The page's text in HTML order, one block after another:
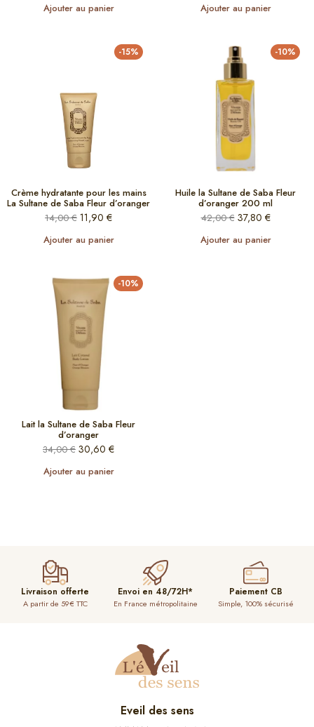
Ajouter au panier Ajouter au panier
-15%
Crème hydratante pour les mains
La Sultane de Saba Fleur d’oranger
14,00€ 11,90 €
Ajouter au panier
-10%
Huile la Sultane de Saba Fleur
d’oranger 200 ml
42,00€ 37,80 €
Ajouter au panier
-10%
Lait la Sultane de Saba Fleur
d’oranger
34,00€ 30,60 €
Ajouter au panier
Livraison offerte
A partir de 59€ TTC
Envoi en 48/72H*
En France métropolitaine
Paiement CB
Simple, 100% sécurisé
Eveil des sens